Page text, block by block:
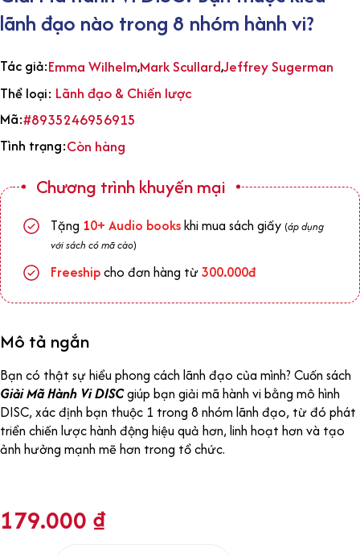
lãnh đạo nào trong 8 nhóm hành vi?
Tác giả:Emma Wilhelm,Mark Scullard,Jeffrey Sugerman
Thể loại: Lãnh đạo & Chiến lược
Mã:#8935246956915
Tình trạng:Còn hàng
Chương trình khuyến mại
Tặng 10+ Audio bookskhi mua sách giấy (áp dụng
với sách có mã cào)
Freeshipcho đơn hàng từ300.000đ
Mô tả ngắn
Bạn có thật sự hiểu phong cách lãnh đạo của mình? Cuốn sách
Giải Mã Hành Vi DISCgiúp bạn giải mã hành vi bằng mô hình
DISC, xác định bạn thuộc 1 trong 8 nhóm lãnh đạo, từ đó phát
triển chiến lược hành động hiệu quả hơn, linh hoạt hơn và tạo
ảnh hưởng mạnh mẽ hơn trong tổ chức.
179.000 ₫